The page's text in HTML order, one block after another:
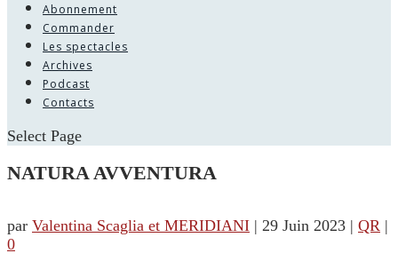
Abonnement
Commander
Les spectacles
Archives
Podcast
Contacts
Select Page
NATURA AVVENTURA
par Valentina Scaglia et MERIDIANI | 29 Juin 2023 | QR |
0